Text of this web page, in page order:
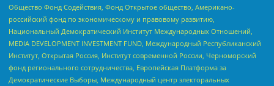
Общество Фонд Содействия, Фонд Открытое общество, Американо-
российский фонд по экономическому и правовому развитию,
Национальный Демократический Институт Международных Отношений,
MEDIA DEVELOPMENT INVESTMENT FUND, Международный Республиканский
Институт, Открытая Россия, Институт современной России, Черноморский
фонд регионального сотрудничества, Европейская Платформа за
Демократические Выборы, Международный центр электоральных